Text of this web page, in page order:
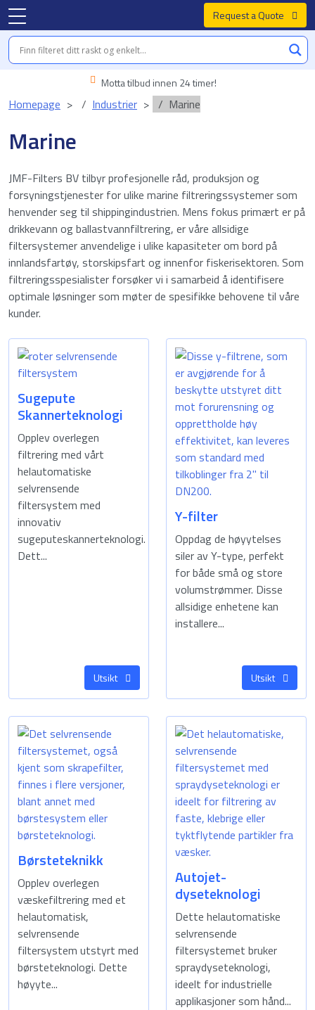
Request a Quote
Motta tilbud innen 24 timer!
Homepage Industrier Marine
Marine
JMF-Filters BV tilbyr profesjonelle råd, produksjon og
forsyningstjenester for ulike marine filtreringssystemer som
henvender seg til shippingindustrien. Mens fokus primært er på
drikkevann og ballastvannfiltrering, er våre allsidige
filtersystemer anvendelige i ulike kapasiteter om bord på
innlandsfartøy, storskipsfart og innenfor fiskerisektoren. Som
filtreringsspesialister forsøker vi i samarbeid å identifisere
optimale løsninger som møter de spesifikke behovene til våre
kunder.
Sugepute
Skannerteknologi
Opplev overlegen
filtrering med vårt
helautomatiske
selvrensende
filtersystem med
innovativ
sugeputeskannerteknologi.
Dett...
Utsikt
Y-filter
Oppdag de høyytelses
siler av Y-type, perfekt
for både små og store
volumstrømmer. Disse
allsidige enhetene kan
installere...
Utsikt
Børsteteknikk
Opplev overlegen
væskefiltrering med et
helautomatisk,
selvrensende
filtersystem utstyrt med
børsteteknologi. Dette
høyyte...
Autojet-
dyseteknologi
Dette helautomatiske
selvrensende
filtersystemet bruker
spraydyseteknologi,
ideelt for industrielle
applikasjoner som hånd...